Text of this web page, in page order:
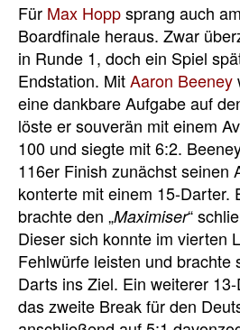
Für Max Hoppsprang auch
Boardfinale heraus. Zwar
in Runde 1, doch ein Spiel
Endstation. MitAaron Beeney
eine dankbare Aufgabe auf
löste er souverän mit einem
100 und siegte mit 6:2.
116er Finish zunächst seinen
konterte mit einem 15-Darter.
brachte den „Maximiser“
Dieser sich konnte im vierten
Fehlwürfe leisten und brachte
Darts ins Ziel. Ein weiterer
das zweite Break für den